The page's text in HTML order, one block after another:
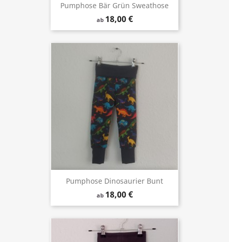
Pumphose Bär Grün Sweathose
ab 18,00 €
Pumphose Dinosaurier Bunt
ab 18,00 €